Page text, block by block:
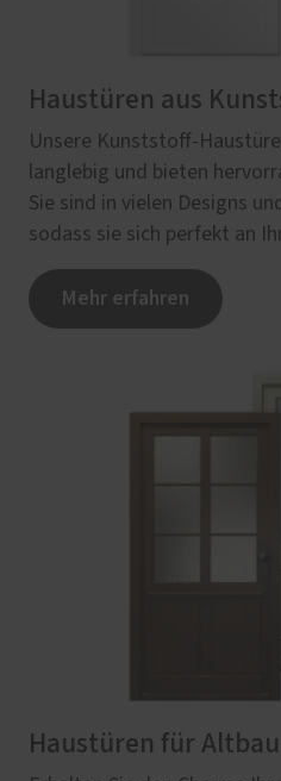
Haustüren aus
Unsere Kunststoff-
langlebig und bieten
Sie sind in vielen Designs
sodass sie sich perfekt an
Mehr erfahren
Haustüren für